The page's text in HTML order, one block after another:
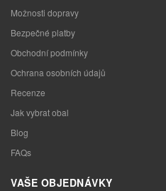
Možnosti dopravy
Bezpečné platby
Obchodní podmínky
Ochrana osobních údajů
Recenze
Jak vybrat obal
Blog
FAQs
VAŠE OBJEDNÁVKY